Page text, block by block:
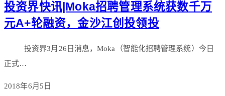
投资界快讯|Moka招聘管理系统获数千万
元A+轮融资，金沙江创投领投
投资界3月26日消息，Moka（智能化招聘管理系统）今日
正式…
2018年6月5日